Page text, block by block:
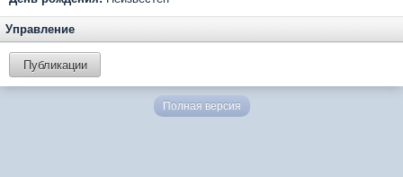
Управление
Публикации
Полная версия